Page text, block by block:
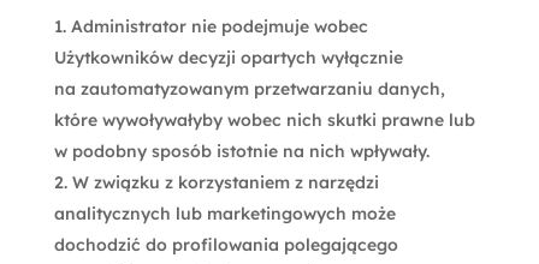
Administrator nie podejmuje wobec
Użytkowników decyzji opartych wyłącznie
na zautomatyzowanym przetwarzaniu danych,
które wywoływałyby wobec nich skutki prawne lub
w podobny sposób istotnie na nich wpływały.
W związku z korzystaniem z narzędzi
analitycznych lub marketingowych może
dochodzić do profilowania polegającego